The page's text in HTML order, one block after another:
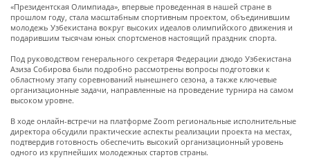
«Президентская Олимпиада», впервые проведенная в нашей стране в
прошлом году, стала масштабным спортивным проектом, объединившим
молодежь Узбекистана вокруг высоких идеалов олимпийского движения и
подарившим тысячам юных спортсменов настоящий праздник спорта.
Под руководством генерального секретаря Федерации дзюдо Узбекистана
Азиза Собирова были подробно рассмотрены вопросы подготовки к
областному этапу соревнований нынешнего сезона, а также ключевые
организационные задачи, направленные на проведение турнира на самом
высоком уровне.
В ходе онлайн-встречи на платформе Zoom региональные исполнительные
директора обсудили практические аспекты реализации проекта на местах,
подтвердив готовность обеспечить высокий организационный уровень
одного из крупнейших молодежных стартов страны.